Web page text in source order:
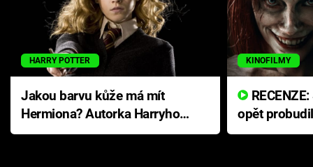
HARRY POTTER
Jakou barvu kůže má mít
Hermiona? Autorka Harryho
Pottera přišla s ráznou
KINOFILMY
opět
přichází s